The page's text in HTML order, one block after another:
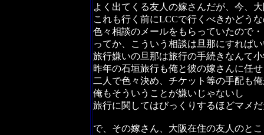
よく出てくる友人の嫁さんだが、今、
これも行く前にLCCで行くべきかどう
色々相談のメールをもらっていたので
ってか、こういう相談は旦那にすれば
旅行嫌いの旦那は旅行の手続きなんて
昨年の石垣旅行も俺と彼の嫁さんに任
二人で色々決め、チケット等の手配も
俺もそういうことが嫌いじゃないし
旅行に関してはびっくりするほどマメ
で、その嫁さん、大阪在住の友人のと